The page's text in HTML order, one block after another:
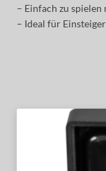
– Einfach zu
– Ideal für